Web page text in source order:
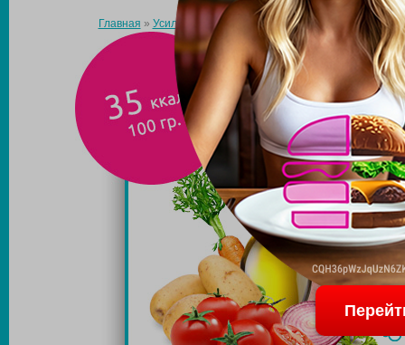
Главная » Усиль эффект » Первые блюда » Гречневый суп